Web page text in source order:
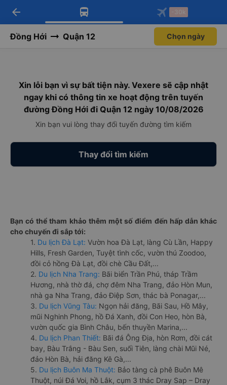
Tải app Vexere ngay!
Nhận ưu đãi thành viên độc
Mở app
Tải app Vexere
-30k/ghế khi đặt vé máy bay qua
Mở app
arrow_back -30k
Đồng Hới Quận 12 Chọn ngày
Xin lỗi bạn vì sự bất tiện này. Vexere sẽ cập nhật
ngay khi có thông tin xe hoạt động trên tuyến
đường Đồng Hới đi Quận 12 ngày 10/08/2026
Xin bạn vui lòng thay đổi tuyến đường tìm kiếm
Thay đổi tìm kiếm
Bạn có thể tham khảo thêm một số điểm đến hấp dẫn khác
cho chuyến đi sắp tới:
1. Du lịch Đà Lạt: Vườn hoa Đà Lạt, làng Cù Lần, Happy
Hills, Fresh Garden, Tuyệt tình cốc, vườn thú Zoodoo,
đồi cỏ hồng Đà Lạt, đồi chè Cầu Đất,...
2. Du lịch Nha Trang: Bãi biển Trần Phú, tháp Trầm
Hương, nhà thờ đá, chợ đêm Nha Trang, đảo Hòn Mun,
nhà ga Nha Trang, đảo Điệp Sơn, thác bà Ponagar,...
3. Du lịch Vũng Tàu: Ngọn hải đăng, Bãi Sau, Hồ Mây,
mũi Nghinh Phong, hồ Đá Xanh, đồi Con Heo, hòn Bà,
vườn quốc gia Bình Châu, bến thuyền Marina,...
4. Du lịch Phan Thiết: Bãi đá Ông Địa, hòn Rơm, đồi cát
bay, Bàu Trắng - Bàu Sen, suối Tiên, làng chài Mũi Né,
đảo Hòn Bà, hải đăng Kê Gà,...
5. Du lịch Buôn Ma Thuột: Bảo tàng cà phê Buôn Mê
Thuột, núi Đá Voi, hồ Lắk, cụm 3 thác Dray Sap – Dray